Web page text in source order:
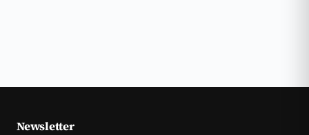
Newsletter